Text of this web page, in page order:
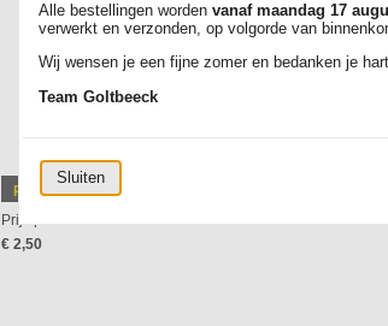
Prijsinformatie:
Prijs per stuk:
€ 2,50
Alle bestellingen worden vanaf maandag 17
verwerkt en verzonden, op volgorde van
Wij wensen je een fijne zomer en bedanken je
Team Goltbeeck
Sluiten